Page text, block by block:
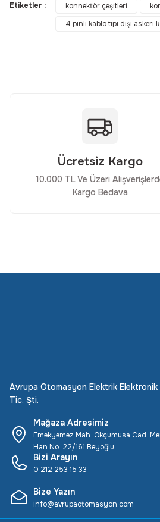
Ürün resmi kalitesiz, bozuk veya
Etiketler : konnektör çeşitleri
4 pinli kablo tipi dişi askeri
Ücretsiz Kargo
10.000 TL Ve Üzeri
Kargo Bedava
Avrupa Otomasyon Elektrik Elektronik
Tic. Şti.
Mağaza Adresimiz
Emekyemez Mah. Okçumusa Cad.
Han No: 22/161 Beyoğlu
Bizi Arayın
0 212 253 15 33
Bize Yazın
info@avrupaotomasyon.com